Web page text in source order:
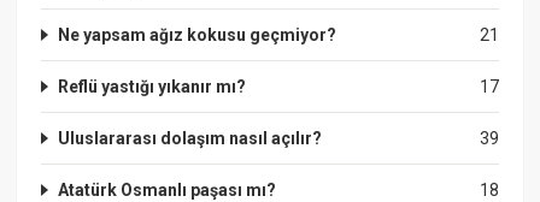
21
Ne yapsam ağız kokusu geçmiyor?
17
Reflü yastığı yıkanır mı?
39
Uluslararası dolaşım nasıl açılır?
18
Atatürk Osmanlı paşası mı?